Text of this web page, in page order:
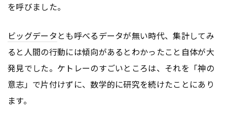
を呼びました。
ビッグデータ とも呼べるデータが無い時代、集計してみ
ると人間の行動には傾向があるとわかったこと自体が大
発見でした。ケトレーのすごいところは、それを「神の
意志」で片付けずに、数学的に研究を続けたことにあり
ます。